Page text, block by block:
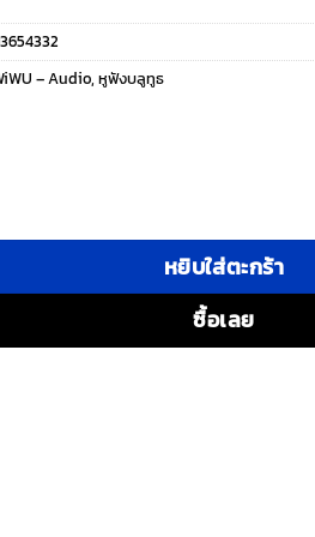
price
is:
– Audio, หูฟังบลูทูธ
น T31 ENC - หูฟังไร้สาย - สี Black
หยิบใส่ตะกร้า
ซื้อเลย